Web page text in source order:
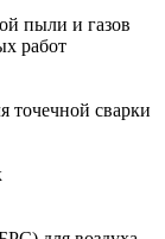
пыли и газов
работ
точечной сварки